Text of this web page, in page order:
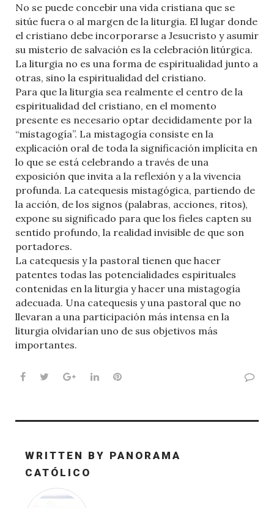
No se puede concebir una vida cristiana que se
sitúe fuera o al margen de la liturgia. El lugar donde
el cristiano debe incorporarse a Jesucristo y asumir
su misterio de salvación es la celebración litúrgica.
La liturgia no es una forma de espiritualidad junto a
otras, sino la espiritualidad del cristiano.
Para que la liturgia sea realmente el centro de la
espiritualidad del cristiano, en el momento
presente es necesario optar decididamente por la
“mistagogía”. La mistagogía consiste en la
explicación oral de toda la significación implícita en
lo que se está celebrando a través de una
exposición que invita a la reflexión y a la vivencia
profunda. La catequesis mistagógica, partiendo de
la acción, de los signos (palabras, acciones, ritos),
expone su significado para que los fieles capten su
sentido profundo, la realidad invisible de que son
portadores.
La catequesis y la pastoral tienen que hacer
patentes todas las potencialidades espirituales
contenidas en la liturgia y hacer una mistagogía
adecuada. Una catequesis y una pastoral que no
llevaran a una participación más intensa en la
liturgia olvidarían uno de sus objetivos más
importantes.
Facebook
TwitterGoogle+LinkedInPinterest
WRITTEN BY PANORAMA
CATÓLICO